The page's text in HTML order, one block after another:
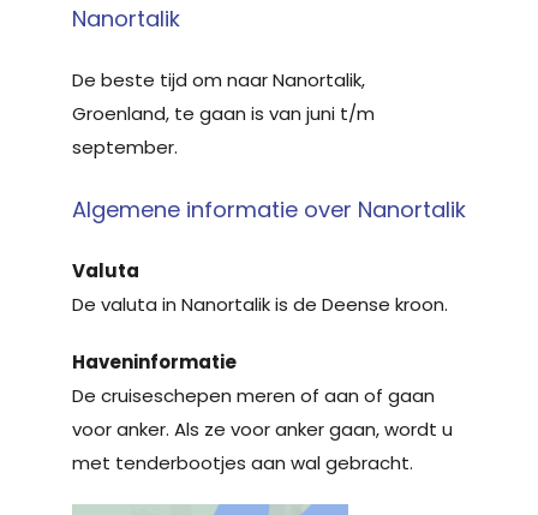
Nanortalik
De beste tijd om naar Nanortalik,
Groenland, te gaan is van juni t/m
september.
Algemene informatie over Nanortalik
Valuta
De valuta in Nanortalik is de Deense kroon.
Haveninformatie
De cruiseschepen meren of aan of gaan
voor anker. Als ze voor anker gaan, wordt u
met tenderbootjes aan wal gebracht.